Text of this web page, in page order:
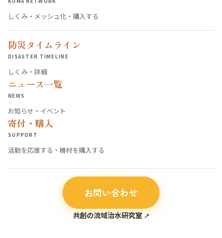
しくみ・メッシュ化・購入する
防災タイムライン
DISASTER TIMELINE
しくみ・詳細
ニュース一覧
NEWS
お知らせ・イベント
寄付・購入
SUPPORT
活動を応援する・機材を購入する
お問い合わせ
共創の流域治水研究室